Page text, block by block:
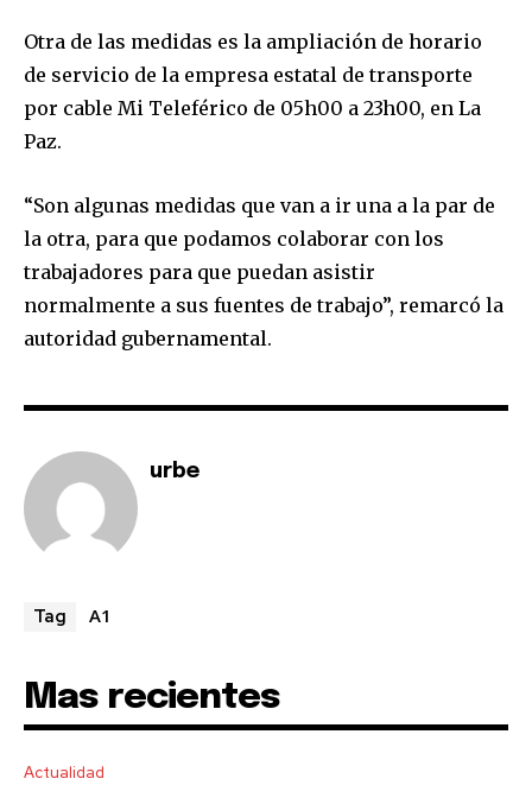
I've read and accept thePrivacy Policy .
Otra de las medidas es la ampliación de horario
de servicio de la empresa estatal de transporte
por cable Mi Teleférico de 05h00 a 23h00, en La
Paz.
“Son algunas medidas que van a ir una a la par de
la otra, para que podamos colaborar con los
trabajadores para que puedan asistir
normalmente a sus fuentes de trabajo”, remarcó la
autoridad gubernamental.
urbe
Tag A1
Mas recientes
Actualidad